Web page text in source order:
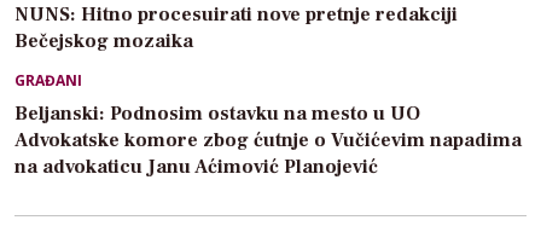
NUNS: Hitno procesuirati nove pretnje redakciji
Bečejskog mozaika
GRAĐANI
Beljanski: Podnosim ostavku na mesto u UO
Advokatske komore zbog ćutnje o Vučićevim napadima
na advokaticu Janu Aćimović Planojević